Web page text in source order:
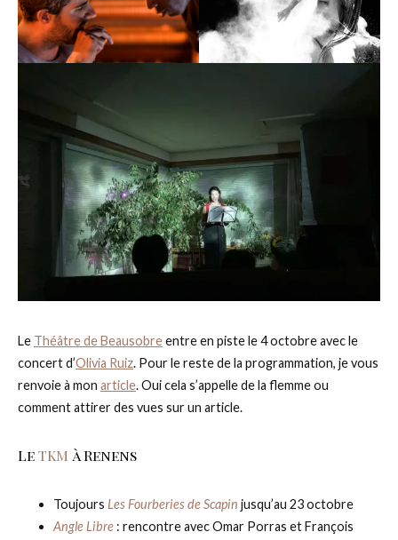
Le Théâtre de Beausobreentre en piste le 4 octobre avec le
concert d’Olivia Ruiz. Pour le reste de la programmation, je vous
renvoie à mon article. Oui cela s’appelle de la flemme ou
comment attirer des vues sur un article.
LeTKM à Renens
Toujours Les Fourberies de Scapin jusqu’au 23 octobre
Angle Libre : rencontre avec Omar Porras et François